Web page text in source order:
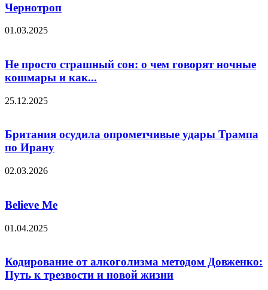
Чернотроп
01.03.2025
Не просто страшный сон: о чем говорят ночные
кошмары и как...
25.12.2025
Британия осудила опрометчивые удары Трампа
по Ирану
02.03.2026
Believe Me
01.04.2025
Кодирование от алкоголизма методом Довженко:
Путь к трезвости и новой жизни